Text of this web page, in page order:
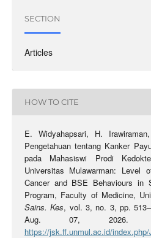
SECTION
Articles
HOW TO CITE
E. Widyahapsari, H.
Pengetahuan tentang Kanker
pada Mahasiswi Prodi
Universitas Mulawarman: Level
Cancer and BSE Behaviours in
Program, Faculty of Medicine,
Sains. Kes, vol. 3, no. 3, pp.
Aug. 07, 2026.
https://jsk.ff.unmul.ac.id/